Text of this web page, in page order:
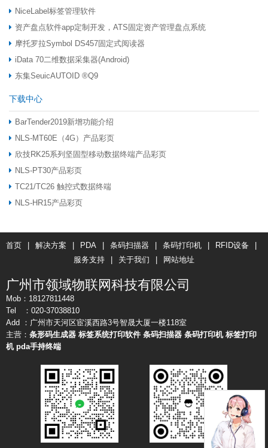
NiceLabel标签管理软件
资产盘点软件app定制开发，ATS固定资产管理盘点系统
摩托罗拉Symbol DS457固定式阅读器
iData 70二维数据采集器(Android)
东集SeuicAUTOID ®Q9
下载中心
BarTender2019新增功能介绍
NLS-MT60E（4G）产品彩页
欣技RK25系列坚固型移动数据终端产品彩页
NLS-PT30产品彩页
TC21/TC26 触控式数据终端
NLS-HR15产品彩页
首页 | 解决方案 | PDA | 条码扫描器 | 条码打印机 | RFID设备
|
服务支持
| 关于我们 | 网站地址
广州市领域物联网科技有限公司
Mob：18127811448
Tel ：020-37038810
Add ：广州市天河区宦溪西路3号智晟大厦一楼118室
主营： 条形码生成器 标签系统打印软件 条码扫描器 条码打印机 标签打印
机 pda手持终端